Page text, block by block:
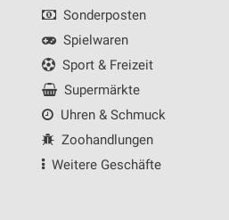
Sonderposten
Spielwaren
Sport & Freizeit
Supermärkte
Uhren & Schmuck
Zoohandlungen
Weitere Geschäfte